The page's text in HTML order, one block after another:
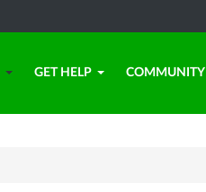
GET HELP COMMUNITY